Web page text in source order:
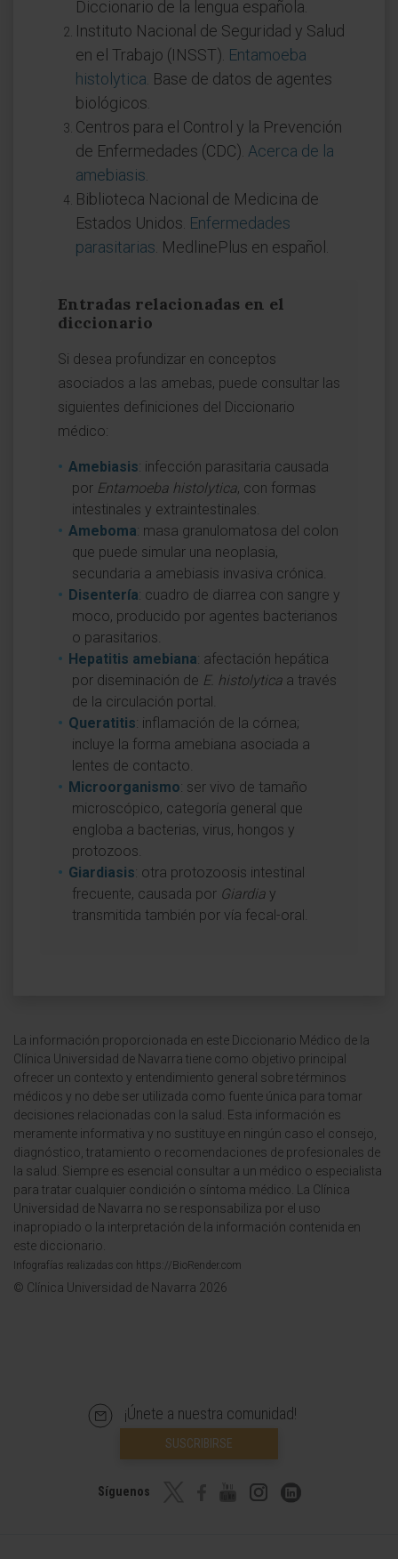
Diccionario de la lengua española.
Instituto Nacional de Seguridad y Salud
en el Trabajo (INSST). Entamoeba
histolytica . Base de datos de agentes
biológicos.
Centros para el Control y la Prevención
de Enfermedades (CDC). Acerca de la
amebiasis
Biblioteca Nacional de Medicina de
Estados Unidos. Enfermedades
parasitarias . MedlinePlus en español.
Entradas relacionadas en el
diccionario
Si desea profundizar en conceptos
asociados a las amebas, puede consultar las
siguientes definiciones del Diccionario
médico:
Amebiasis: infección parasitaria causada
por Entamoeba histolytica, con formas
intestinales y extraintestinales.
Ameboma: masa granulomatosa del colon
que puede simular una neoplasia,
secundaria a amebiasis invasiva crónica.
Disentería: cuadro de diarrea con sangre y
moco, producido por agentes bacterianos
o parasitarios.
Hepatitis amebiana: afectación hepática
por diseminación de E. histolytica a través
de la circulación portal.
Queratitis: inflamación de la córnea;
incluye la forma amebiana asociada a
lentes de contacto.
Microorganismo: ser vivo de tamaño
microscópico, categoría general que
engloba a bacterias, virus, hongos y
protozoos.
Giardiasis: otra protozoosis intestinal
frecuente, causada por Giardia y
transmitida también por vía fecal-oral.
La información proporcionada en este Diccionario Médico de la
Clínica Universidad de Navarra tiene como objetivo principal
ofrecer un contexto y entendimiento general sobre términos
médicos y no debe ser utilizada como fuente única para tomar
decisiones relacionadas con la salud. Esta información es
meramente informativa y no sustituye en ningún caso el consejo,
diagnóstico, tratamiento o recomendaciones de profesionales de
la salud. Siempre es esencial consultar a un médico o especialista
para tratar cualquier condición o síntoma médico. La Clínica
Universidad de Navarra no se responsabiliza por el uso
inapropiado o la interpretación de la información contenida en
este diccionario.
Infografías realizadas con https://BioRender.com
© Clínica Universidad de Navarra 2026
¡Únete a nuestra comunidad!
SUSCRIBIRSE
Síguenos